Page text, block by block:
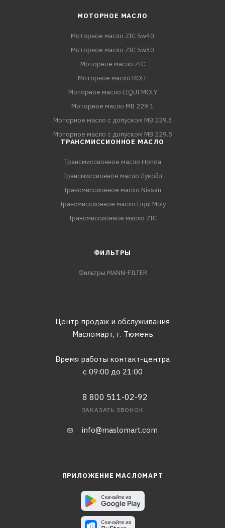
МОТОРНОЕ МАСЛО
Моторное масло ZIC 5w40
Моторное масло ZIC 5w30
Моторное масло ZIC
Моторное масло ROLF
Моторное масло LIQUI MOLY
Моторное масло MB 229.1
Моторное масло с допуском MB 229.3
Моторное масло с допуском MB 229.5
ТРАНСМИССИОННОЕ МАСЛО
Трансмиссионное масло Honda
Трансмиссионное масло Лукойл
Трансмиссионное масло Nissan
Трансмиссионное масло Liqui Moly
Трансмиссионное масло ZIC
ФИЛЬТРЫ
Фильтры MANN-FILTER
Центр продаж и обслуживания
Масломарт, г. Тюмень
Время работы контакт-центра
с 09:00 до 21:00
8 800 511-02-92
ЗАКАЗАТЬ ЗВОНОК
info@maslomart.com
ПРИЛОЖЕНИЕ МАСЛОМАРТ